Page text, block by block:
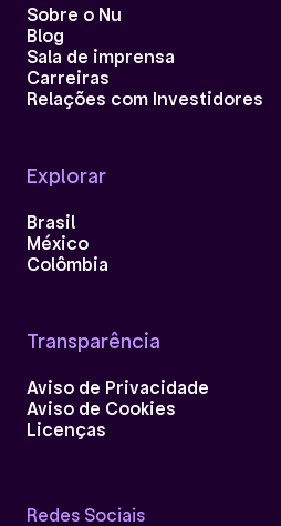
Sobre o Nu
Blog
Sala de imprensa
Carreiras
Relações com Investidores
Explorar
Brasil
México
Colômbia
Transparência
Aviso de Privacidade
Aviso de Cookies
Licenças
Redes Sociais